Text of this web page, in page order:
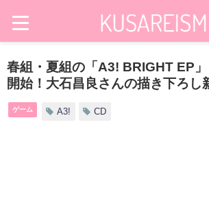
春組・夏組の「A3! BRIGHT EP
開始！大石昌良さんの描き下ろし
ゲーム A3! CD